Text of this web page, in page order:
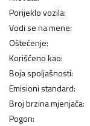
Porijeklo vozila:
Vodi se na mene:
Oštećenje:
Korišćeno kao:
Boja spoljašnosti:
Emisioni standard:
Broj brzina mjenjača:
Pogon: